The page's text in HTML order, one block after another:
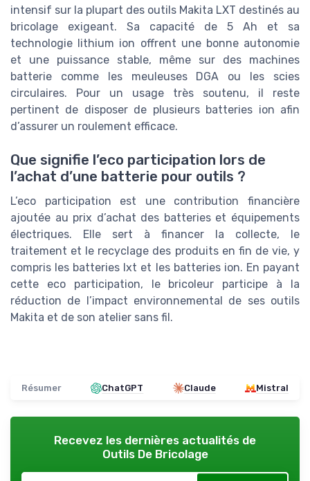
intensif sur la plupart des outils Makita LXT destinés au
bricolage exigeant. Sa capacité de 5 Ah et sa
technologie lithium ion offrent une bonne autonomie
et une puissance stable, même sur des machines
batterie comme les meuleuses DGA ou les scies
circulaires. Pour un usage très soutenu, il reste
pertinent de disposer de plusieurs batteries ion afin
d’assurer un roulement efficace.
Que signifie l’eco participation lors de
l’achat d’une batterie pour outils ?
L’eco participation est une contribution financière
ajoutée au prix d’achat des batteries et équipements
électriques. Elle sert à financer la collecte, le
traitement et le recyclage des produits en fin de vie, y
compris les batteries lxt et les batteries ion. En payant
cette eco participation, le bricoleur participe à la
réduction de l’impact environnemental de ses outils
Makita et de son atelier sans fil.
Résumer ChatGPT Claude Mistral
Recevez les dernières actualités de
Outils De Bricolage